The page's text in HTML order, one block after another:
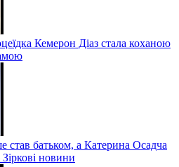
Кемерон Діаз стала коханою
став батьком, а Катерина Осадча
новини